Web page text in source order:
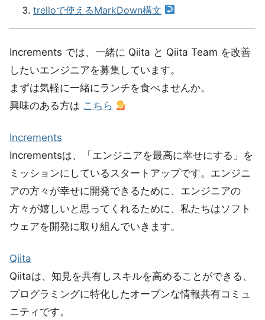
trelloで使えるMarkDown構文
Increments では、一緒に Qiita と Qiita Team を改善
したいエンジニアを募集しています。
まずは気軽に一緒にランチを食べませんか。
興味のある方は こちら
Increments
Incrementsは、「エンジニアを最高に幸せにする」を
ミッションにしているスタートアップです。エンジニ
アの方々が幸せに開発できるために、エンジニアの
方々が嬉しいと思ってくれるために、私たちはソフト
ウェアを開発に取り組んでいきます。
Qiita
Qiitaは、知見を共有しスキルを高めることができる、
プログラミングに特化したオープンな情報共有コミュ
ニティです。